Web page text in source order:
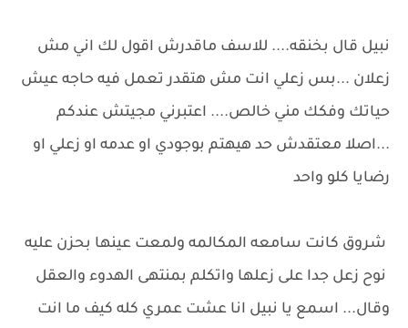
نبيل قال بخنقه.... للاسف ماقدرش اقول لك اني مش
زعلان ...بس زعلي انت مش هتقدر تعمل فيه حاجه عيش
حياتك وفكك مني خالص.... اعتبرني مجيتش عندكم
...اصلا معتقدش حد هيهتم بوجودي او عدمه او زعلي او
رضايا كلو واحد
شروق كانت سامعه المكالمه ولمعت عينها بحزن عليه
نوح زعل جدا على زعلها واتكلم بمنتهى الهدوء والعقل
وقال... اسمع يا نبيل انا عشت عمري كله كيف ما انت